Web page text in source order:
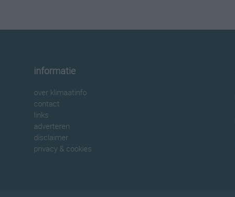
informatie
over klimaatinfo
contact
links
adverteren
disclaimer
privacy & cookies